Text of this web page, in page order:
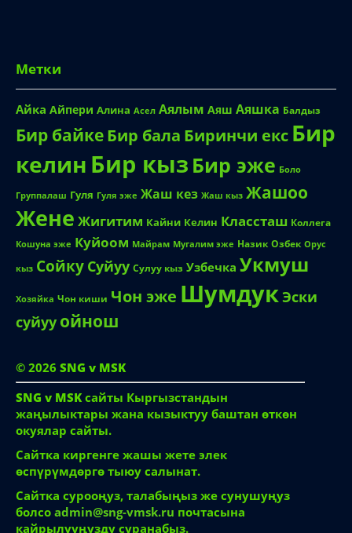
Метки
Айка Айпери Алина Асел Аялым Аяш Аяшка Балдыз
Бир байкеБир бала Биринчи екс Бир
келин Бир кыз Бир эже Боло
Группалаш Гуля Гуля эже Жаш кез Жаш кыз Жашоо
Жене Жигитим Кайни Келин Классташ Коллега
Кошуна эже Куйоом Майрам Мугалим эже Назик Озбек Орус
кыз Сойку Суйуу Сулуу кыз Узбечка Укмуш
Хозяйка Чон киши Чон эже Шумдук Эски
суйуу ойнош
© 2026 SNG v MSK
SNG v MSK сайты Кыргызстандын
жаңылыктары жана кызыктуу баштан өткөн
окуялар сайты.
Сайтка киргенге жашы жете элек
өспүрүмдөргө тыюу салынат.
Сайтка сурооңуз, талабыңыз же сунушуңуз
болсо admin@sng-vmsk.ru почтасына
кайрылууңузду суранабыз.